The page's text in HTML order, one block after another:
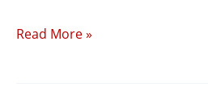
Read More »